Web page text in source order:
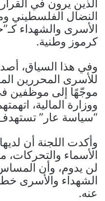
الذين يرون في
النضال الفلسطيني
الأسرى والشهداء
كرموز وطنية.
وفي هذا السياق،
للأسرى المحررين
موجّهًا إلى موظفين
ووزارة المالية،
“سياسة عار”
وأكدت اللجنة أن
الأسماء
لن يدوم، وأن
الشهداء والأسرى
عنه.